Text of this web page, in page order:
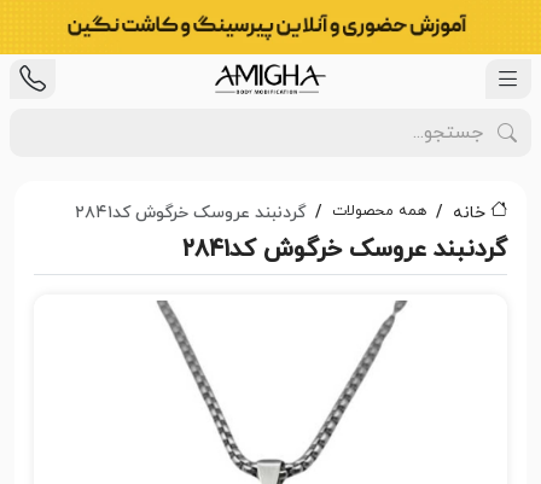
خانه همه محصولات گردنبند عروسک خرگوش کد۲۸۴۱
گردنبند عروسک خرگوش کد۲۸۴۱